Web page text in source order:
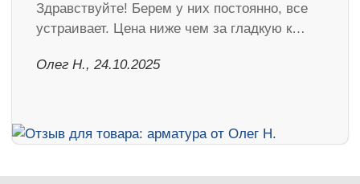
Здравствуйте! Берем у них постоянно, все
устраивает. Цена ниже чем за гладкую к…
Олег Н., 24.10.2025